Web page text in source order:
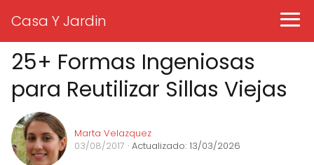
Casa Y Jardin
25+ Formas Ingeniosas
para Reutilizar Sillas Viejas
Marta Velazquez
03/08/2017 · Actualizado: 13/03/2026